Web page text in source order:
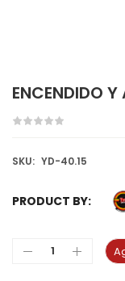
ENCENDIDO
SKU: YD-40.15
PRODUCT BY: